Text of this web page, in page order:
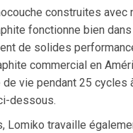
construites
fonctionne bien
de solides
commercial en
de vie pendant 25
dessous.
Lomiko travaille